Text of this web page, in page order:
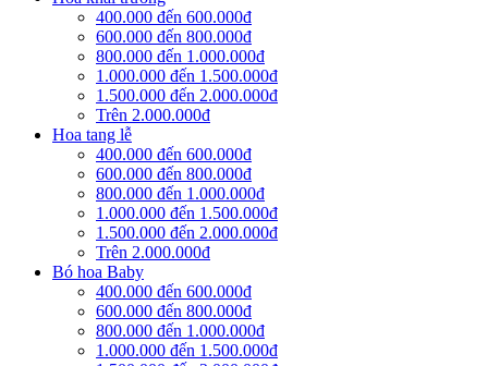
400.000 đến 600.000đ
600.000 đến 800.000đ
800.000 đến 1.000.000đ
1.000.000 đến 1.500.000đ
1.500.000 đến 2.000.000đ
Trên 2.000.000đ
Hoa tang lễ
400.000 đến 600.000đ
600.000 đến 800.000đ
800.000 đến 1.000.000đ
1.000.000 đến 1.500.000đ
1.500.000 đến 2.000.000đ
Trên 2.000.000đ
Bó hoa Baby
400.000 đến 600.000đ
600.000 đến 800.000đ
800.000 đến 1.000.000đ
1.000.000 đến 1.500.000đ